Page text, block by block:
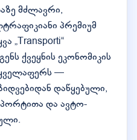
მძლავრი,
პრემიუმ
„Transporti“
ქვეყნის ეკონომიკის
—
დაწყებული,
და ავტო-